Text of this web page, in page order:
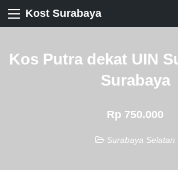
Kost Surabaya
Kos Putra dekat UIN
Surabaya
Rp 750.000
Surabaya Selatan